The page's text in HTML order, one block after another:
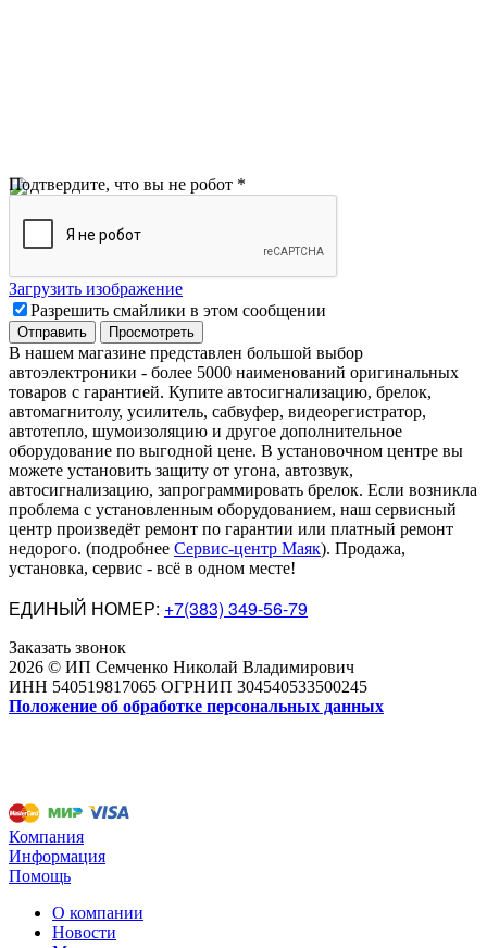
Подтвердите, что вы не робот *
Загрузить изображение
Разрешить смайлики в этом сообщении
В нашем магазине представлен большой выбор
автоэлектроники - более 5000 наименований оригинальных
товаров с гарантией. Купите автосигнализацию, брелок,
автомагнитолу, усилитель, сабвуфер, видеорегистратор,
автотепло, шумоизоляцию и другое дополнительное
оборудование по выгодной цене. В установочном центре вы
можете установить защиту от угона, автозвук,
автосигнализацию, запрограммировать брелок. Если возникла
проблема с установленным оборудованием, наш сервисный
центр произведёт ремонт по гарантии или платный ремонт
недорого. (подробнее Сервис-центр Маяк). Продажа,
установка, сервис - всё в одном месте!
ЕДИНЫЙ НОМЕР: +7(383) 349-56-79
Заказать звонок
2026 © ИП Семченко Николай Владимирович
ИНН 540519817065 ОГРНИП 304540533500245
Положение об обработке персональных данных
Компания
Информация
Помощь
О компании
Новости